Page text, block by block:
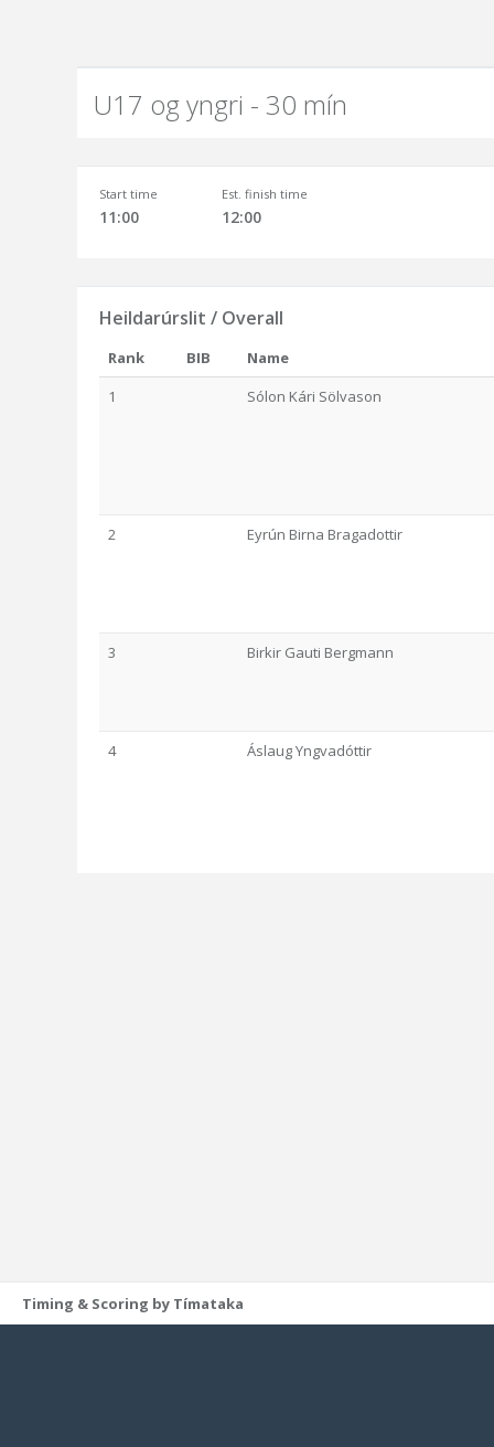
U17 og yngri - 30 mín
Start time
11:00
Est. finish time
12:00
Heildarúrslit / Overall
Rank BIB
Name
1
Sólon Kári Sölvason
2 Eyrún Birna Bragadottir
3 Birkir Gauti Bergmann
4 Áslaug Yngvadóttir
Timing & Scoring by Tímataka